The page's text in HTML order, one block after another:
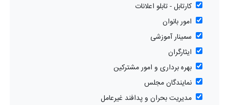
کارتابل - تابلو اعلانات
امور بانوان
سمینار آموزشی
ایثارگران
بهره برداری و امور مشترکین
نمایندگان مجلس
مدیریت بحران و پدافند غیرعامل